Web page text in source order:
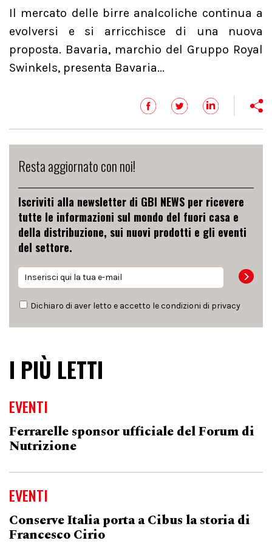
Il mercato delle birre analcoliche continua a
evolversi e si arricchisce di una nuova
proposta. Bavaria, marchio del Gruppo Royal
Swinkels, presenta Bavaria...
Resta aggiornato con noi!
Iscriviti alla newsletter di GBI NEWS per ricevere
tutte le informazioni sul mondo del fuori casa e
della distribuzione, sui nuovi prodotti e gli eventi
del settore.
Dichiaro di aver letto e accetto le condizioni di privacy
I PIÙ LETTI
EVENTI
Ferrarelle sponsor ufficiale del Forum di
Nutrizione
EVENTI
Conserve Italia porta a Cibus la storia di
Francesco Cirio